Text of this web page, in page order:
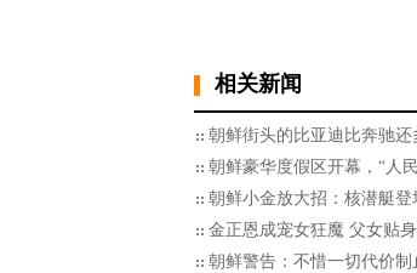
相关新闻
朝鲜街头的比亚迪比奔驰还
朝鲜豪华度假区开幕，“人
朝鲜小金放大招：核潜艇登
金正恩成宠女狂魔 父女贴
朝鲜警告：不惜一切代价